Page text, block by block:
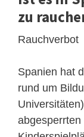
zu
Rauchverbot
Spanien hat
rund um